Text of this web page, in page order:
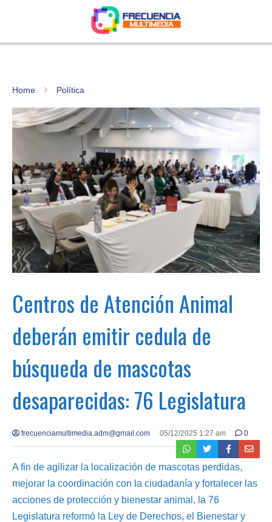
Home Política
Centros de Atención Animal
deberán emitir cedula de
búsqueda de mascotas
desaparecidas: 76 Legislatura
frecuenciamultimedia.adm@gmail.com 05/12/2025 1:27 am 0
A fin de agilizar la localización de mascotas perdidas,
mejorar la coordinación con la ciudadanía y fortalecer las
acciones de protección y bienestar animal, la 76
Legislatura reformó la Ley de Derechos, el Bienestar y